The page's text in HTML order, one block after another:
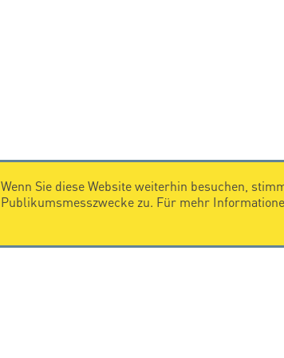
Wenn Sie diese Website weiterhin besuchen,
Publikumsmesszwecke zu. Für mehr